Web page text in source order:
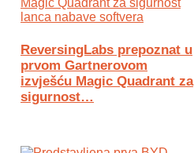
ReversingLabs prepoznat u
prvom Gartnerovom
izvješću Magic Quadrant za
sigurnost…